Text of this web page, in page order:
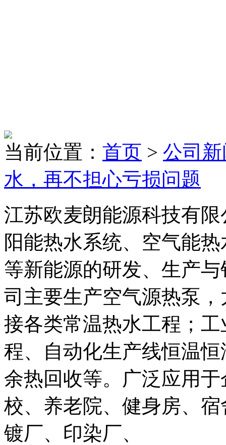
当前位置： 首页 > 公司
水，再不担心亏损问题
江苏欧麦朗能源科技有
阳能热水系统、空气能
等新能源的研发、生产
司主要生产空气源热泵
接各类常温热水工程；
程、自动化生产线恒温
余热回收等。广泛应用
校、养老院、健身房、
镀厂、印染厂、